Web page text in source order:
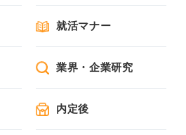
就活マナー
業界・企業研究
内定後